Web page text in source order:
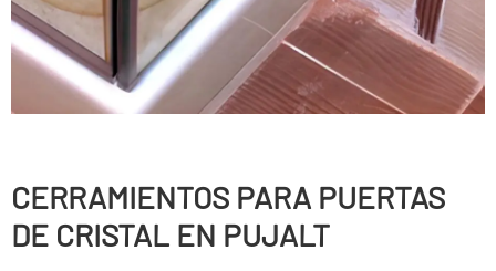
CERRAMIENTOS PARA PUERTAS
DE CRISTAL EN PUJALT